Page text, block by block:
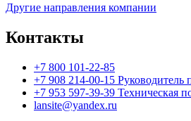
Другие направления компании
Контакты
+7 800 101-22-85
+7 908 214-00-15 Руководитель
+7 953 597-39-39 Техническая
lansite@yandex.ru